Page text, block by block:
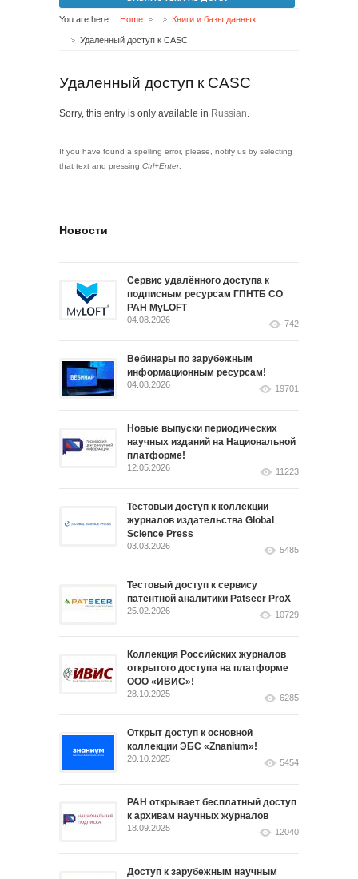
You are here: Home Книги и базы данных
Удаленный доступ к CASC
Удаленный доступ к CASC
Sorry, this entry is only available in Russian.
If you have found a spelling error, please, notify us by selecting
that text and pressing Ctrl+Enter.
Новости
Сервис удалённого доступа к
подписным ресурсам ГПНТБ СО
РАН MyLOFT
04.08.2026 742
Вебинары по зарубежным
информационным ресурсам!
04.08.2026 19701
Новые выпуски периодических
научных изданий на Национальной
платформе!
12.05.2026 11223
Тестовый доступ к коллекции
журналов издательства Global
Science Press
03.03.2026 5485
Тестовый доступ к сервису
патентной аналитики Patseer ProX
25.02.2026 10729
Коллекция Российских журналов
открытого доступа на платформе
ООО «ИВИС»!
28.10.2025 6285
Открыт доступ к основной
коллекции ЭБС «Znanium»!
20.10.2025 5454
РАН открывает бесплатный доступ
к архивам научных журналов
18.09.2025 12040
Доступ к зарубежным научным